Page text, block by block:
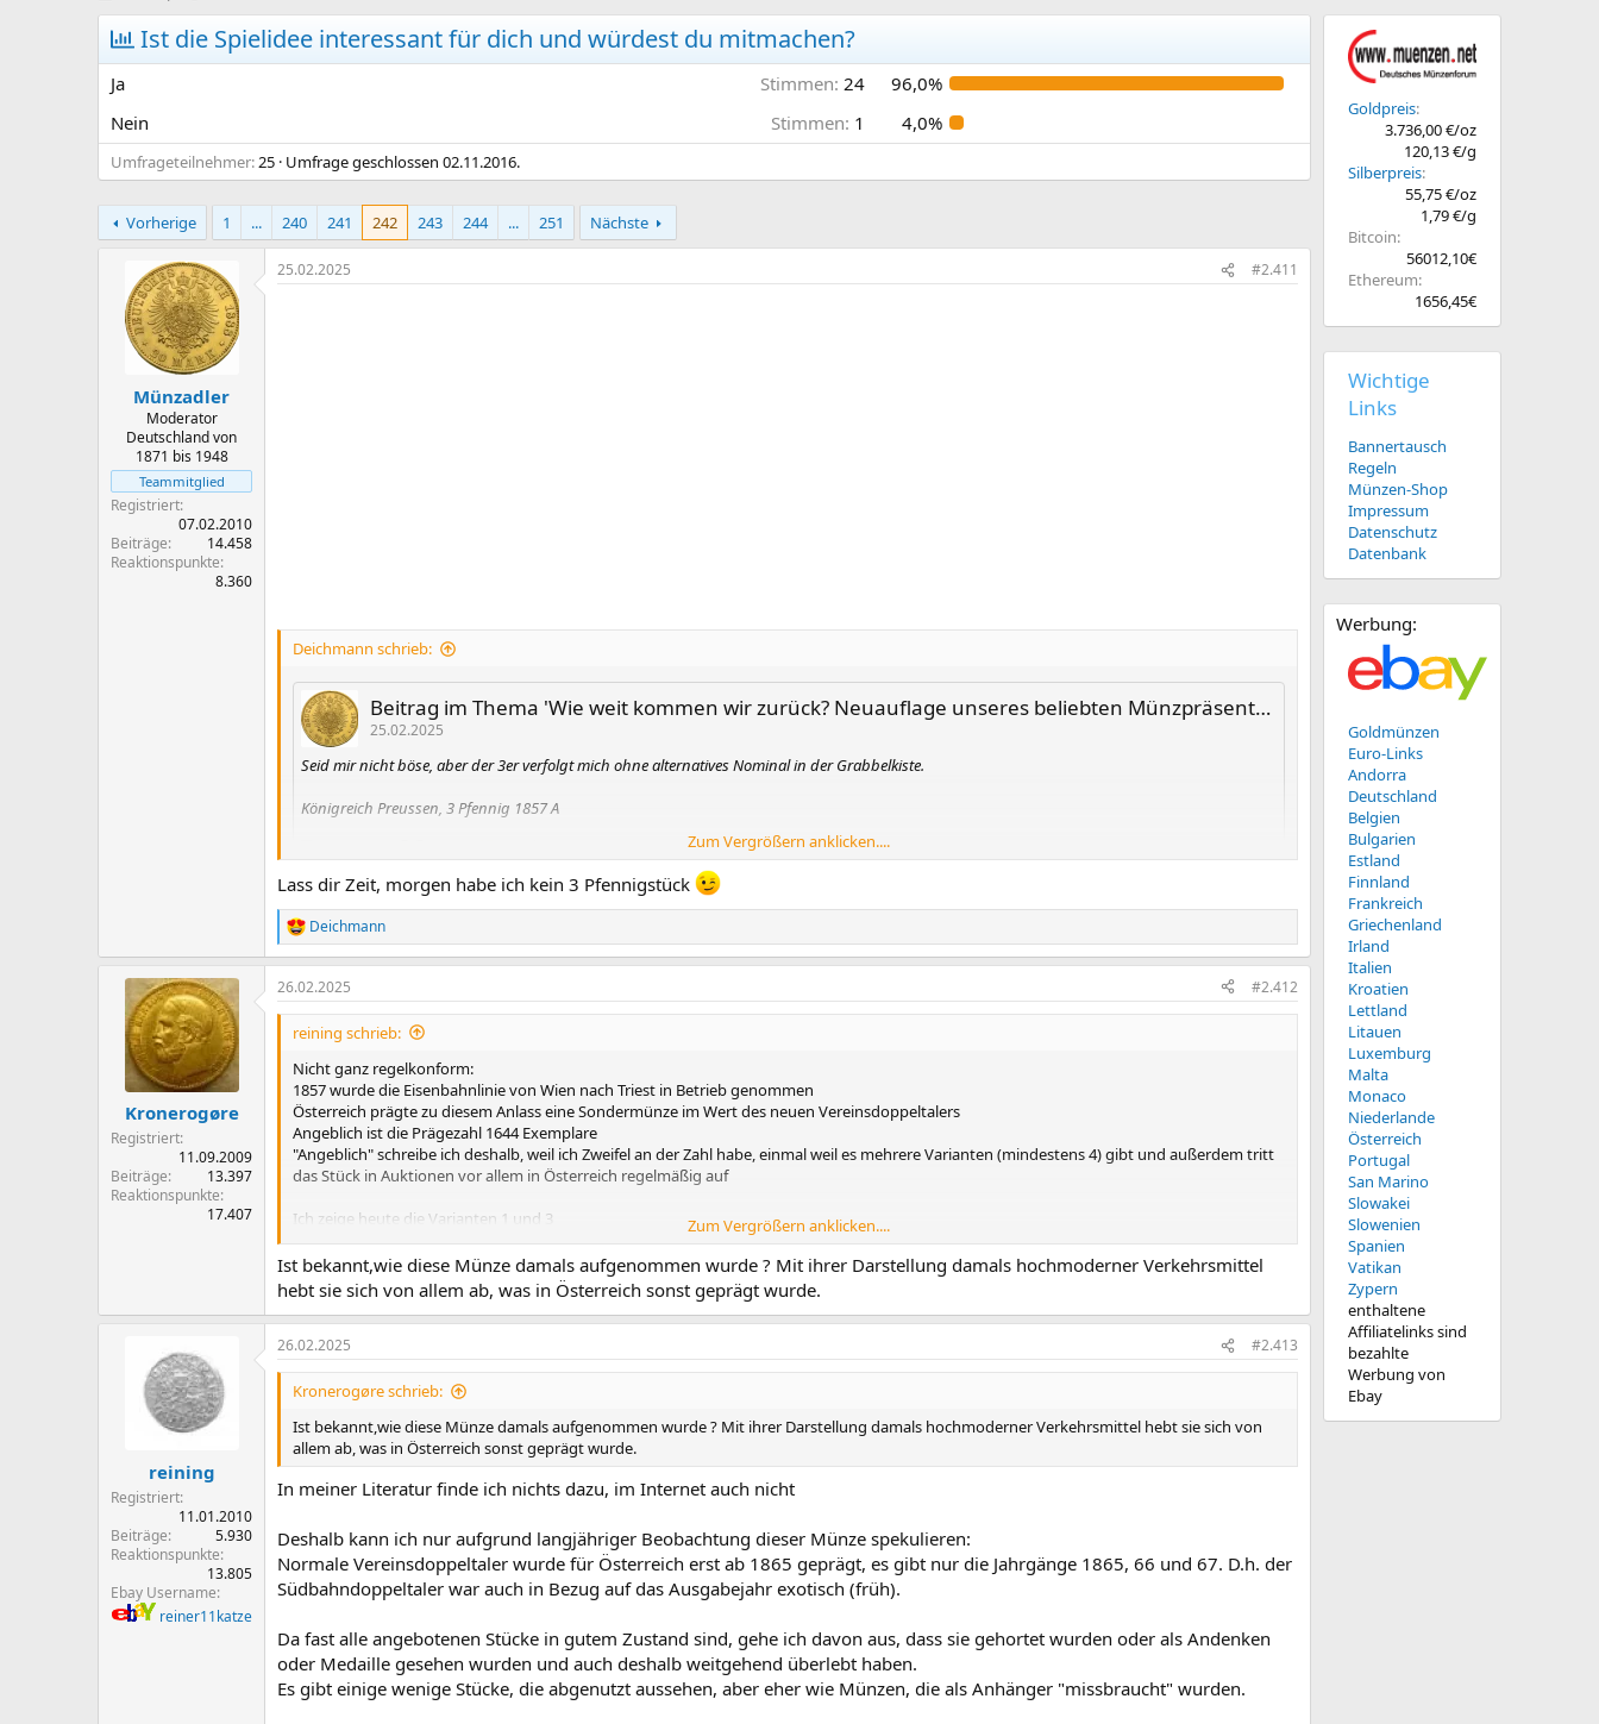
r
s
t
e
l
l
e
r
r
s
t
t
a
m
Ist die Spielidee interessant für dich und würdest du mitmachen?
Ja Stimmen: 24
96,0%
Nein
Stimmen: 1 4,0%
Umfrageteilnehmer 25 Umfrage geschlossen 02.11.2016.
Vorherige 1 ... 240 241 242 243 244 ... 251 Nächste
Münzadler
Moderator
Deutschland von
1871 bis 1948
Teammitglied
Registriert
07.02.2010
Beiträge
14.458
Reaktionspunkte
8.360
25.02.2025 #2.411
Deichmann schrieb:
Beitrag im Thema 'Wie weit kommen wir zurück? Neuauflage unseres beliebten Münzpräsentationspiels'
25.02.2025
Seid mir nicht böse, aber der 3er verfolgt mich ohne alternatives Nominal in der Grabbelkiste.
Königreich Preussen, 3 Pfennig 1857 A
Münzadler
Da müsste ich 1856 schnell sein: ausnahmsweise hätte ich auch 3 preußische Pfenninge (natürlich aus Berlin), für mich ein bisschen exotisch
Zum Vergrößern anklicken....
Lass dir Zeit, morgen habe ich kein 3 Pfennigstück
R
e
a
k
t
Deichmann
Kronerogøre
Registriert
11.09.2009
Beiträge
13.397
Reaktionspunkte
17.407
26.02.2025 #2.412
reining schrieb:
Nicht ganz regelkonform:
1857 wurde die Eisenbahnlinie von Wien nach Triest in Betrieb genommen
Österreich prägte zu diesem Anlass eine Sondermünze im Wert des neuen Vereinsdoppeltalers
Angeblich ist die Prägezahl 1644 Exemplare
"Angeblich" schreibe ich deshalb, weil ich Zweifel an der Zahl habe, einmal weil es mehrere Varianten (mindestens 4) gibt und außerdem tritt
das Stück in Auktionen vor allem in Österreich regelmäßig auf
Ich zeige heute die Varianten 1 und 3
Der Unterschied ist auf der Kopfseite, die Spitzen des Lorbeerkranzes zeigen auf den Zwischenraum zwischen K und A (Kaiser) bei Var. 1 und
zwischen A und I bei Var. 2
Zum Vergrößern anklicken....
Ist bekannt,wie diese Münze damals aufgenommen wurde ? Mit ihrer Darstellung damals hochmoderner Verkehrsmittel
hebt sie sich von allem ab, was in Österreich sonst geprägt wurde.
reining
Registriert
11.01.2010
Beiträge
5.930
Reaktionspunkte
13.805
Ebay Username
reiner11katze
26.02.2025 #2.413
Kronerogøre schrieb:
Ist bekannt,wie diese Münze damals aufgenommen wurde ? Mit ihrer Darstellung damals hochmoderner Verkehrsmittel hebt sie sich von
allem ab, was in Österreich sonst geprägt wurde.
In meiner Literatur finde ich nichts dazu, im Internet auch nicht
Deshalb kann ich nur aufgrund langjähriger Beobachtung dieser Münze spekulieren:
Normale Vereinsdoppeltaler wurde für Österreich erst ab 1865 geprägt, es gibt nur die Jahrgänge 1865, 66 und 67. D.h. der
Südbahndoppeltaler war auch in Bezug auf das Ausgabejahr exotisch (früh).
Da fast alle angebotenen Stücke in gutem Zustand sind, gehe ich davon aus, dass sie gehortet wurden oder als Andenken
oder Medaille gesehen wurden und auch deshalb weitgehend überlebt haben.
Es gibt einige wenige Stücke, die abgenutzt aussehen, aber eher wie Münzen, die als Anhänger "missbraucht" wurden.
Goldpreis
3.736,00 €/oz
120,13 €/g
Silberpreis
55,75 €/oz
1,79 €/g
Bitcoin
56012,10€
Ethereum
1656,45€
Wichtige
Links
Bannertausch
Regeln
Münzen-Shop
Impressum
Datenschutz
Datenbank
Werbung:
Goldmünzen
Euro-Links
Andorra
Deutschland
Belgien
Bulgarien
Estland
Finnland
Frankreich
Griechenland
Irland
Italien
Kroatien
Lettland
Litauen
Luxemburg
Malta
Monaco
Niederlande
Österreich
Portugal
San Marino
Slowakei
Slowenien
Spanien
Vatikan
Zypern
enthaltene
Affiliatelinks sind
bezahlte
Werbung von
Ebay